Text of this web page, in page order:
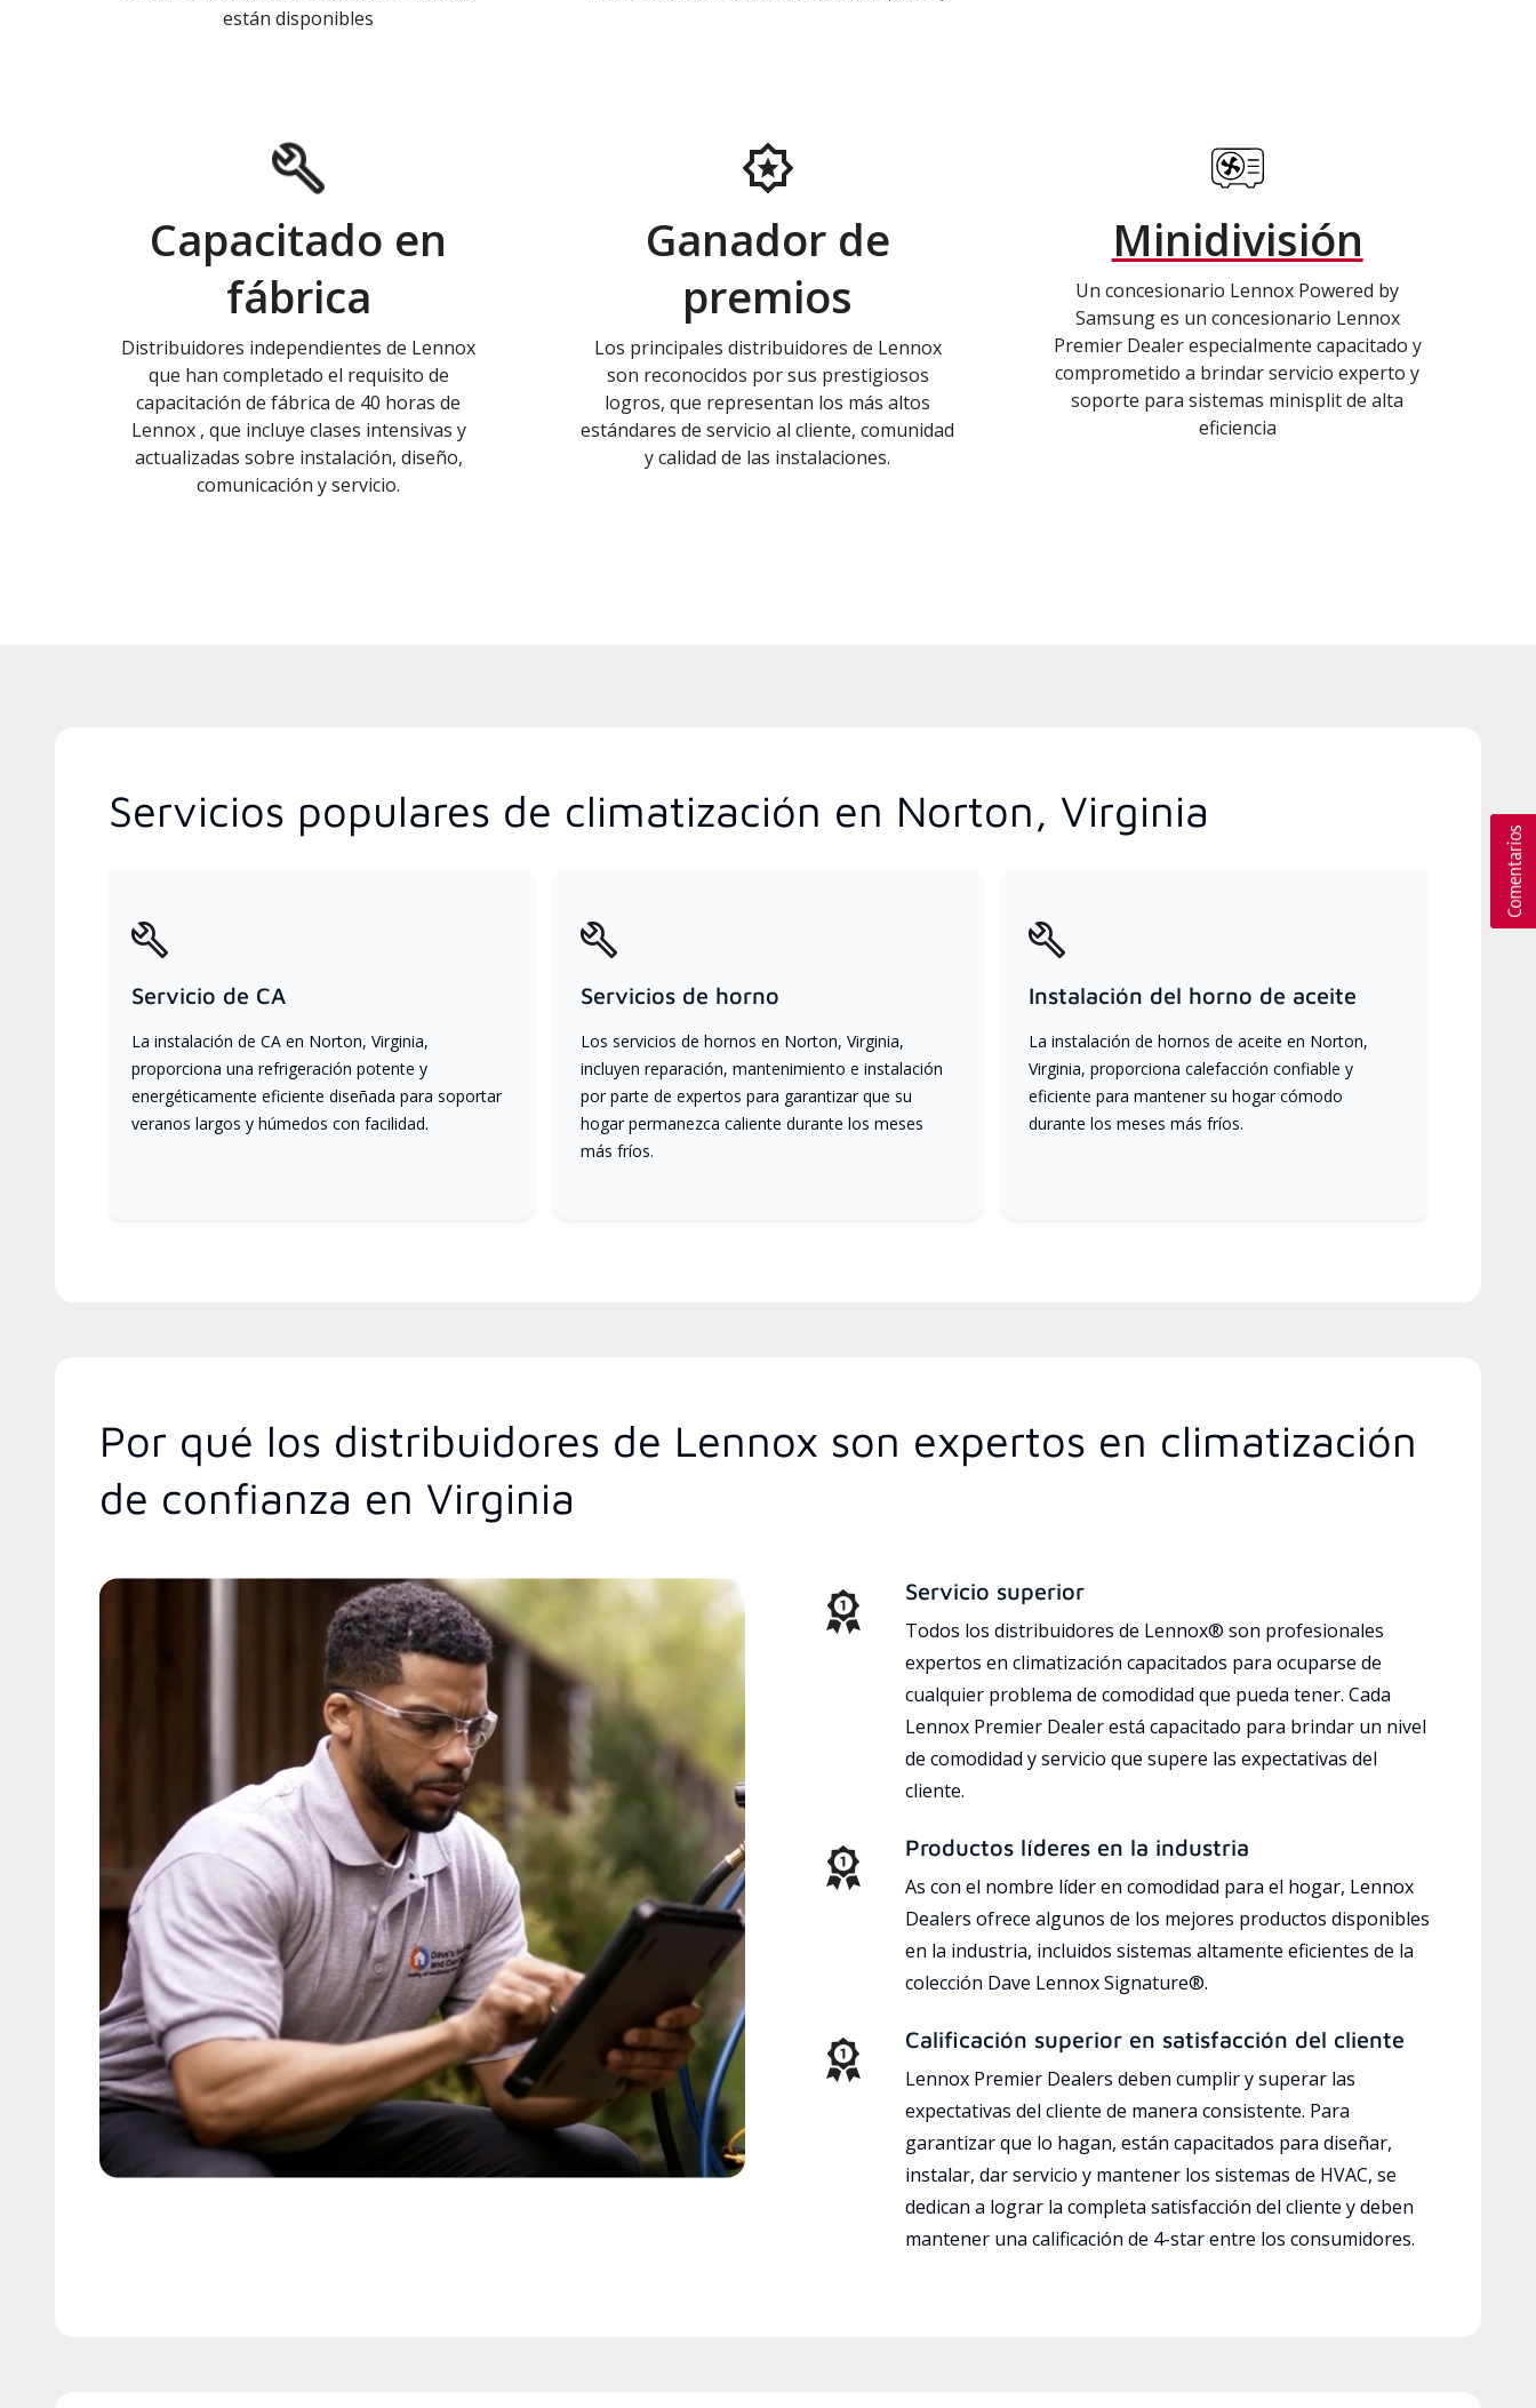
están disponibles
Capacitado en
fábrica
Distribuidores independientes de Lennox
que han completado el requisito de
capacitación de fábrica de 40 horas de
Lennox , que incluye clases intensivas y
actualizadas sobre instalación, diseño,
comunicación y servicio.
Ganador de
premios
Los principales distribuidores de Lennox
son reconocidos por sus prestigiosos
logros, que representan los más altos
estándares de servicio al cliente, comunidad
y calidad de las instalaciones.
Minidivisión
Un concesionario Lennox Powered by
Samsung es un concesionario Lennox
Premier Dealer especialmente capacitado y
comprometido a brindar servicio experto y
soporte para sistemas minisplit de alta
eficiencia
Servicios populares de climatización en Norton, Virginia
Servicio de CA
La instalación de CA en Norton, Virginia,
proporciona una refrigeración potente y
energéticamente eficiente diseñada para soportar
veranos largos y húmedos con facilidad.
Servicios de horno
Los servicios de hornos en Norton, Virginia,
incluyen reparación, mantenimiento e instalación
por parte de expertos para garantizar que su
hogar permanezca caliente durante los meses
más fríos.
Instalación del horno de aceite
La instalación de hornos de aceite en Norton,
Virginia, proporciona calefacción confiable y
eficiente para mantener su hogar cómodo
durante los meses más fríos.
Por qué los distribuidores de Lennox son expertos en climatización
de confianza en Virginia
Servicio superior
Todos los distribuidores de Lennox® son profesionales
expertos en climatización capacitados para ocuparse de
cualquier problema de comodidad que pueda tener. Cada
Lennox Premier Dealer está capacitado para brindar un nivel
de comodidad y servicio que supere las expectativas del
cliente.
Productos líderes en la industria
As con el nombre líder en comodidad para el hogar, Lennox
Dealers ofrece algunos de los mejores productos disponibles
en la industria, incluidos sistemas altamente eficientes de la
colección Dave Lennox Signature®.
Calificación superior en satisfacción del cliente
Lennox Premier Dealers deben cumplir y superar las
expectativas del cliente de manera consistente. Para
garantizar que lo hagan, están capacitados para diseñar,
instalar, dar servicio y mantener los sistemas de HVAC, se
dedican a lograr la completa satisfacción del cliente y deben
mantener una calificación de 4-star entre los consumidores.